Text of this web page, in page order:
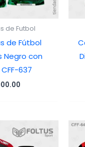
de Futbol
de Fútbol
Negro con
637